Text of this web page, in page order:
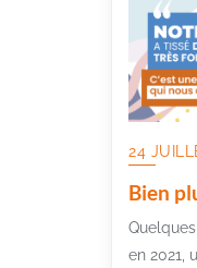
24
Bien
en 2021,